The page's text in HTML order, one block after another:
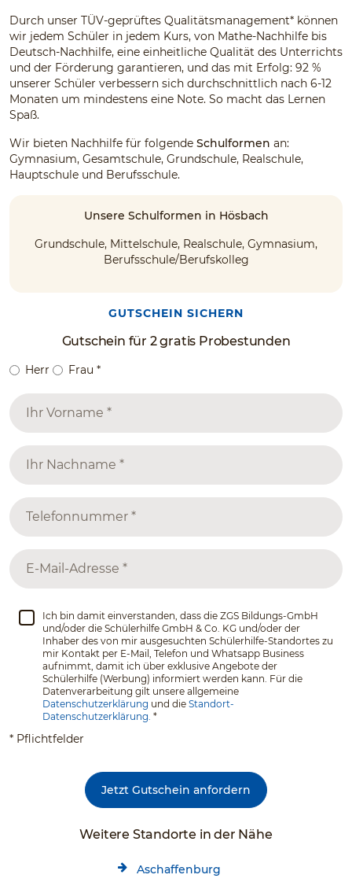
Durch unser TÜV-geprüftes Qualitätsmanagement* können
wir jedem Schüler in jedem Kurs, von Mathe-Nachhilfe bis
Deutsch-Nachhilfe, eine einheitliche Qualität des Unterrichts
und der Förderung garantieren, und das mit Erfolg: 92 %
unserer Schüler verbessern sich durchschnittlich nach 6-12
Monaten um mindestens eine Note. So macht das Lernen
Spaß.
Wir bieten Nachhilfe für folgende Schulformen an:
Gymnasium, Gesamtschule, Grundschule, Realschule,
Hauptschule und Berufsschule.
Unsere Schulformen in Hösbach
Grundschule, Mittelschule, Realschule, Gymnasium,
Berufsschule/Berufskolleg
GUTSCHEIN SICHERN
Gutschein für 2 gratis Probestunden
Herr Frau *
Ich bin damit einverstanden, dass die ZGS Bildungs-GmbH
und/oder die Schülerhilfe GmbH & Co. KG und/oder der
Inhaber des von mir ausgesuchten Schülerhilfe-Standortes zu
mir Kontakt per E-Mail, Telefon und Whatsapp Business
aufnimmt, damit ich über exklusive Angebote der
Schülerhilfe (Werbung) informiert werden kann. Für die
Datenverarbeitung gilt unsere allgemeine
Datenschutzerklärung und die Standort-
Datenschutzerklärung. *
* Pflichtfelder
Jetzt Gutschein anfordern
Weitere Standorte in der Nähe
Aschaffenburg